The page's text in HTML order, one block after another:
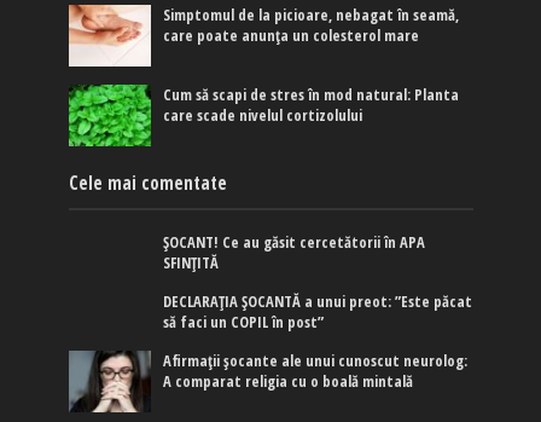
Simptomul de la picioare, nebagat în seamă,
care poate anunța un colesterol mare
Cum să scapi de stres în mod natural: Planta
care scade nivelul cortizolului
Cele mai comentate
ȘOCANT! Ce au găsit cercetătorii în APA
SFINȚITĂ
DECLARAȚIA ȘOCANTĂ a unui preot: ”Este păcat
să faci un COPIL în post”
Afirmaţii şocante ale unui cunoscut neurolog:
A comparat religia cu o boală mintală